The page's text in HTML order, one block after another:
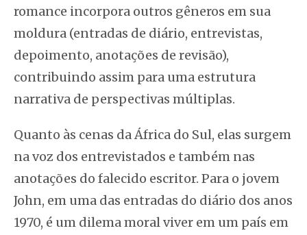
romance incorpora outros gêneros em sua
moldura (entradas de diário, entrevistas,
depoimento, anotações de revisão),
contribuindo assim para uma estrutura
narrativa de perspectivas múltiplas.
Quanto às cenas da África do Sul, elas surgem
na voz dos entrevistados e também nas
anotações do falecido escritor. Para o jovem
John, em uma das entradas do diário dos anos
1970, é um dilema moral viver em um país em